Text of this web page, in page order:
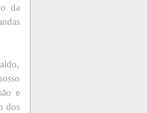
da
e
dos